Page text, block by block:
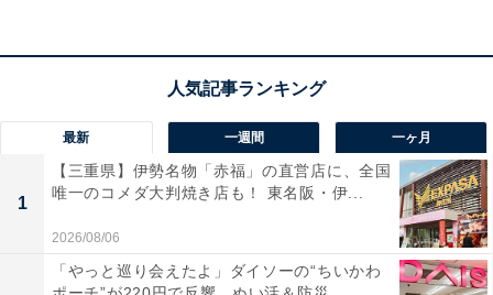
WIFIを完備した多彩な客室も魅力。
宿泊者からは「すき焼きのお肉は、大変美味しかったで
す。半量にしなくて良かったです」「温泉もとても良か
った。洗い場が仕切られているのは好感。露天風呂も広
くてユッタリ浸かれた。岩盤浴（健回炉？）がとても気
持ちよくて、あと何度か入れば良かったと後悔」という
声があがっています。温泉でリフレッシュしたい人や、
最新 一週間 一ヶ月
1
【三重県】伊勢名物「赤福」の直営店に、全国
唯一のコメダ大判焼き店も！ 東名阪・伊...
2026/08/06
「やっと巡り会えたよ」ダイソーの“ちいかわ